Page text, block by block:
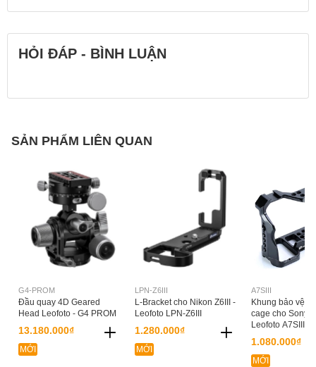
HỎI ĐÁP - BÌNH LUẬN
SẢN PHẨM LIÊN QUAN
G4-PROM
Đầu quay 4D Geared
Head Leofoto - G4 PROM
13.180.000₫
MỚI
LPN-Z6III
L-Bracket cho Nikon Z6III -
Leofoto LPN-Z6III
1.280.000₫
MỚI
A7SIII
Khung bảo vệ
cage cho Sony
Leofoto A7SIII
1.080.000₫
MỚI